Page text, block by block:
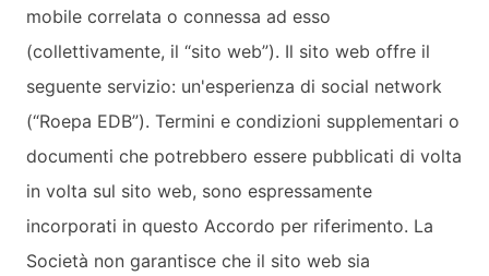
mobile correlata o connessa ad esso
(collettivamente, il “sito web”). Il sito web offre il
seguente servizio: un'esperienza di social network
(“Roepa EDB”). Termini e condizioni supplementari o
documenti che potrebbero essere pubblicati di volta
in volta sul sito web, sono espressamente
incorporati in questo Accordo per riferimento. La
Società non garantisce che il sito web sia